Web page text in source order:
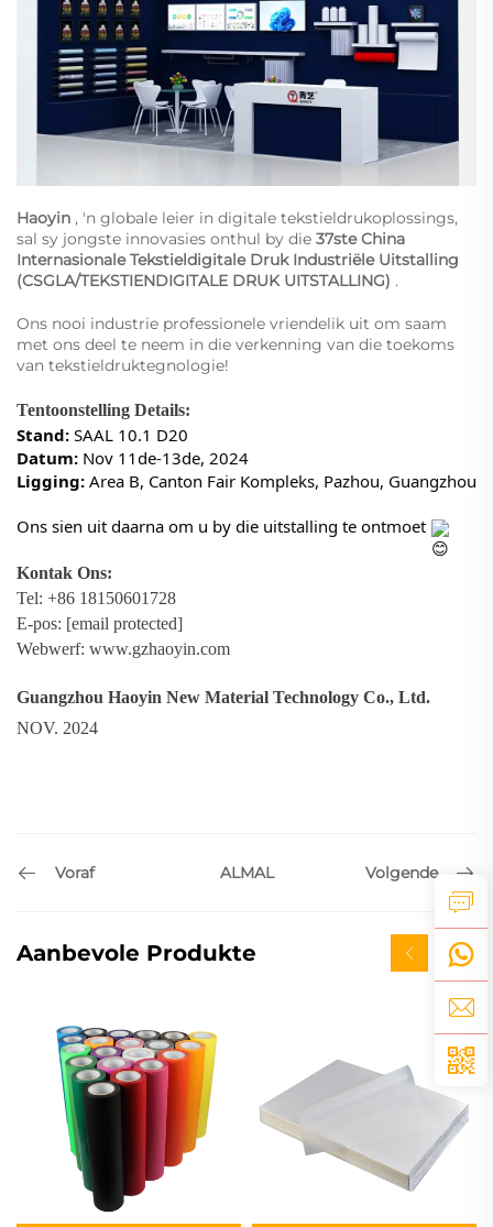
Haoyin , 'n globale leier in digitale tekstieldrukoplossings,
sal sy jongste innovasies onthul by die 37ste China
Internasionale Tekstieldigitale Druk Industriële Uitstalling
(CSGLA/TEKSTIENDIGITALE DRUK UITSTALLING) .
Ons nooi industrie professionele vriendelik uit om saam
met ons deel te neem in die verkenning van die toekoms
van tekstieldruktegnologie!
Tentoonstelling Details:
Stand: SAAL 10.1 D20
Datum: Nov 11de-13de, 2024
Ligging: Area B, Canton Fair Kompleks, Pazhou, Guangzhou
Ons sien uit daarna om u by die uitstalling te ontmoet
Kontak Ons:
Tel: +86 18150601728
E-pos: [email protected]
Webwerf: www.gzhaoyin.com
Guangzhou Haoyin New Material Technology Co., Ltd.
NOV. 2024
Voraf ALMAL Volgende
Aanbevole Produkte